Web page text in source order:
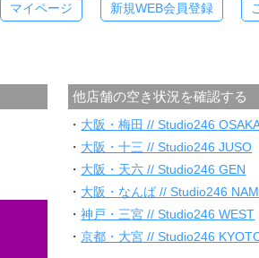
新規WEB会員登録
マイページ
他店舗の空き状況を確認する
・ 大阪・梅田 // Studio246
・ 大阪・十三 // Studio246 JUSO
・ 大阪・天六 // Studio246 GEN
・ 大阪・なんば // Studio246
・神戸・三宮 // Studio246 WEST
・京都・大宮 // Studio246